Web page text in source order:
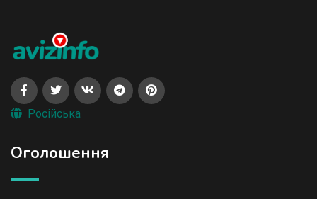
Російська
Оголошення